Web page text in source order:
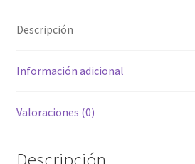
Descripción
Información adicional
Valoraciones (0)